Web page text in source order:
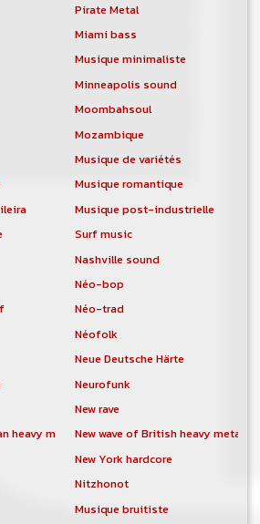
Pirate Metal
Miami bass
Musique minimaliste
Minneapolis sound
Moombahsoul
Mozambique
Musique de variétés
Musique romantique
Musique post-industrielle
Surf music
Nashville sound
Néo-bop
Néo-trad
Néofolk
Neue Deutsche Härte
Neurofunk
New rave
heavy metalNew wave of British heavy metal
New York hardcore
Nitzhonot
Musique bruitiste